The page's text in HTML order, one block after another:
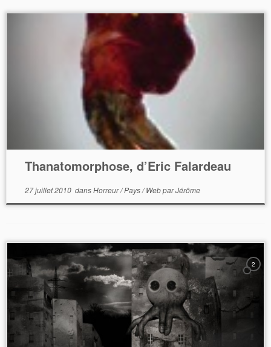
Thanatomorphose, d’Eric Falardeau
27 juillet 2010dansHorreur/Pays/WebparJérôme
2